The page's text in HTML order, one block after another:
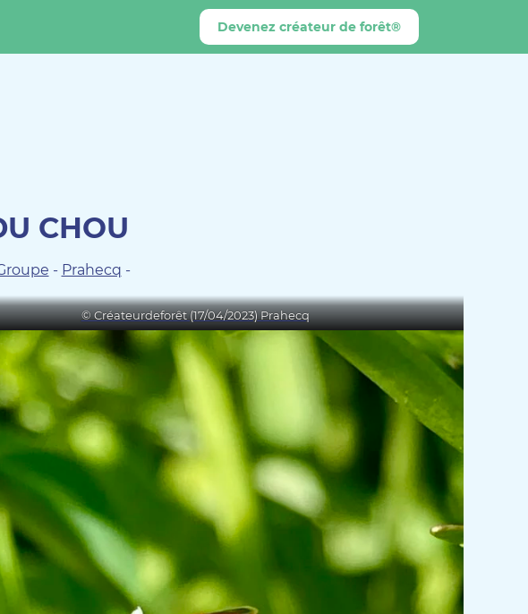
Devenez créateur de forêt®
CHOU
- Prahecq -
© Créateurdeforêt (17/04/2023) Prahecq